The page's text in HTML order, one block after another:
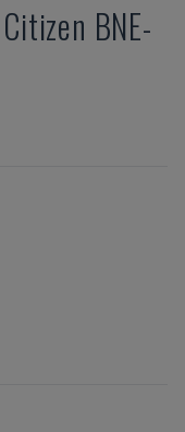
Citizen BNE-